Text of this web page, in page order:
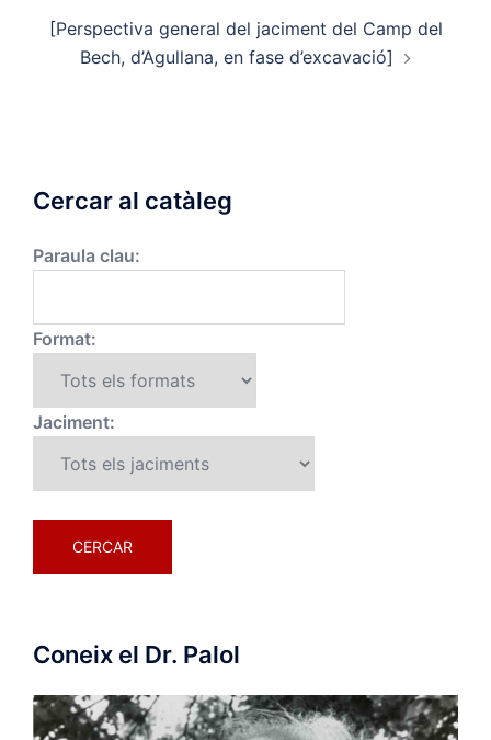
[Perspectiva general del jaciment del Camp del
Bech, d’Agullana, en fase d’excavació]
Cercar al catàleg
Paraula clau:
Format:
Jaciment:
Coneix el Dr. Palol